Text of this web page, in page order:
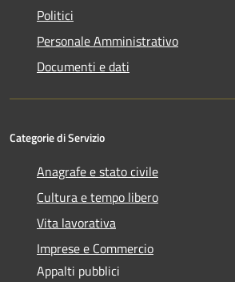
Politici
Personale Amministrativo
Documenti e dati
Categorie di Servizio
Anagrafe e stato civile
Cultura e tempo libero
Vita lavorativa
Imprese e Commercio
Appalti pubblici